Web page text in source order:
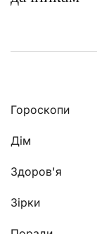
Гороскопи
Дім
Здоров'я
Зірки